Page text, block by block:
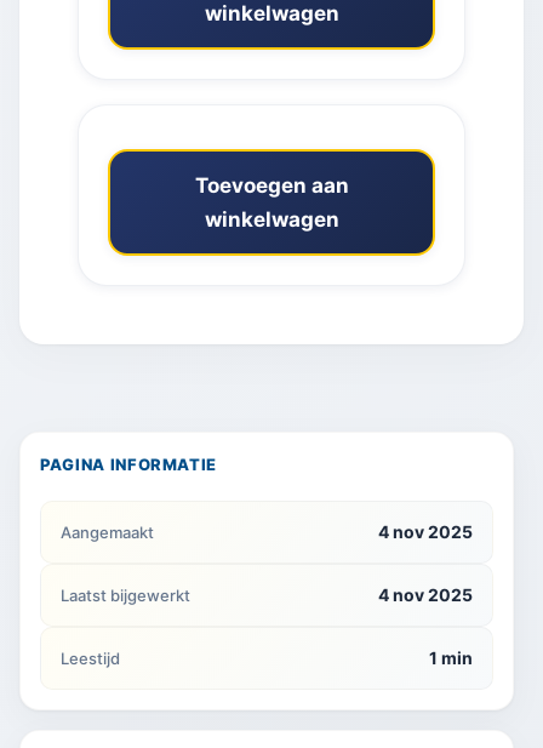
winkelwagen
Toevoegen aan
winkelwagen
PAGINA INFORMATIE
Aangemaakt 4 nov 2025
Laatst bijgewerkt 4 nov 2025
Leestijd 1 min